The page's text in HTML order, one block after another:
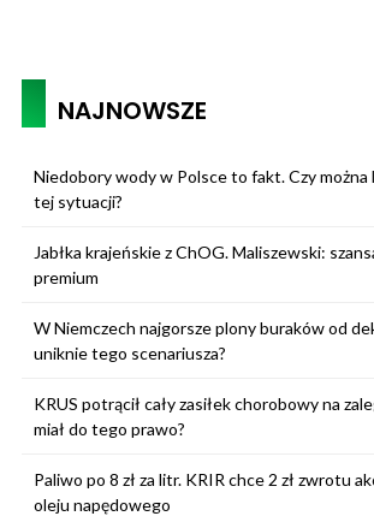
NAJNOWSZE
Niedobory wody w Polsce to fakt. Czy można
tej sytuacji?
Jabłka krajeńskie z ChOG. Maliszewski:
premium
W Niemczech najgorsze plony buraków od
uniknie tego scenariusza?
KRUS potrącił cały zasiłek chorobowy na
miał do tego prawo?
Paliwo po 8 zł za litr. KRIR chce 2 zł zwrotu
oleju napędowego